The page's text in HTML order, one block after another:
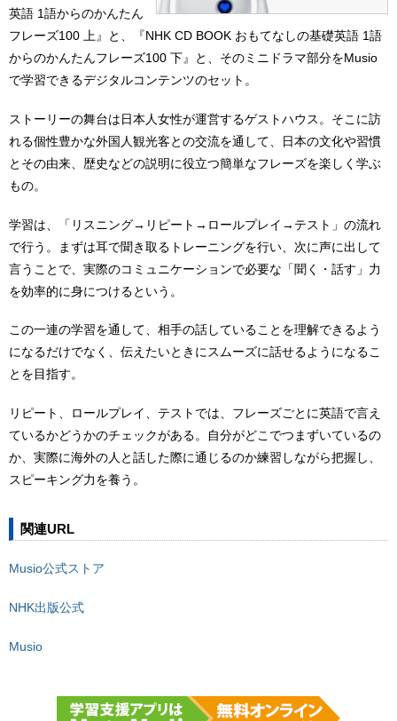
英語 1語からのかんたん
フレーズ100 上』と、『NHK CD BOOK おもてなしの基礎英語 1語
からのかんたんフレーズ100 下』と、そのミニドラマ部分をMusio
で学習できるデジタルコンテンツのセット。
ストーリーの舞台は日本人女性が運営するゲストハウス。そこに訪
れる個性豊かな外国人観光客との交流を通して、日本の文化や習慣
とその由来、歴史などの説明に役立つ簡単なフレーズを楽しく学ぶ
もの。
学習は、「リスニング→リピート→ロールプレイ→テスト」の流れ
で行う。まずは耳で聞き取るトレーニングを行い、次に声に出して
言うことで、実際のコミュニケーションで必要な「聞く・話す」力
を効率的に身につけるという。
この一連の学習を通して、相手の話していることを理解できるよう
になるだけでなく、伝えたいときにスムーズに話せるようになるこ
とを目指す。
リピート、ロールプレイ、テストでは、フレーズごとに英語で言え
ているかどうかのチェックがある。自分がどこでつまずいているの
か、実際に海外の人と話した際に通じるのか練習しながら把握し、
スピーキング力を養う。
関連URL
Musio公式ストア
NHK出版公式
Musio